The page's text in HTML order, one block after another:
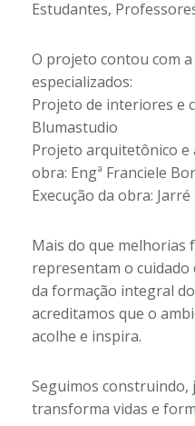
Estudantes,
O projeto contou com
especializados:
Projeto de interiores e
Blumastudio
Projeto arquitetônico e
obra: Engª Franciele
Execução da obra:
Mais do que melhorias
representam o cuidado
da formação integral
acreditamos que o
acolhe e inspira.
Seguimos construindo,
transforma vidas e